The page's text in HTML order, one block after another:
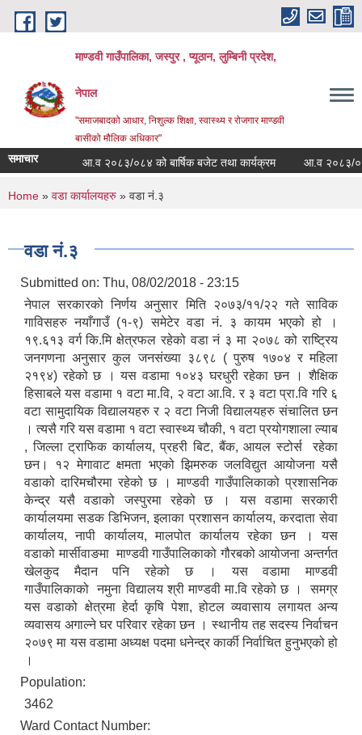
Skip to main content
माण्डवी गाउँपालिका, जस्पुर , प्यूठान, लुम्बिनी प्रदेश,
नेपाल
"समाजबादको आधार, निशुल्क शिक्षा, स्वास्थ्य र रोजगार माण्डवी
बासीको मौलिक अधिकार"
समाचार आ.व २०८३/०८४ को बार्षिक बजेट तथा कार्यक्रम आ.व २०८३/०८४ को
You are here
Home » वडा कार्यालयहरु » वडा नं.३
वडा नं.३
Submitted on: Thu, 08/02/2018 - 23:15
नेपाल सरकारको निर्णय अनुसार मिति २०७३/११/२२ गते साविक
गाविसहरु नयाँगाउँ (१-९) समेटेर वडा नं. ३ कायम भएको हो ।
१९.६१३ वर्ग कि.मि क्षेत्रफल रहेको वडा नं ३ मा २०७८ को राष्ट्रिय
जनगणना अनुसार कुल जनसंख्या ३८९८ ( पुरुष १७०४ र महिला
२१९४) रहेको छ । यस वडामा १०४३ घरधुरी रहेका छन । शैक्षिक
हिसाबले यस वडामा १ वटा मा.वि, २ वटा आ.वि. र ३ वटा प्रा.वि गरि ६
वटा सामुदायिक विद्यालयहरु र २ वटा निजी विद्यालयहरु संचालित छन
। त्यसै गरि यस वडामा १ वटा स्वास्थ्य चौकी, १ वटा प्रयोगशाला ल्याब
, जिल्ला ट्राफिक कार्यालय, प्रहरी बिट, बैंक, आयल स्टोर्स रहेका
छन। १२ मेगावाट क्षमता भएको झिमरुक जलविद्युत आयोजना यसै
वडाको दारिमचौरमा रहेको छ । माण्डवी गाउँपालिकाको प्रशासनिक
केन्द्र यसै वडाको जस्पुरमा रहेको छ । यस वडामा सरकारी
कार्यालयमा सडक डिभिजन, इलाका प्रशासन कार्यालय, करदाता सेवा
कार्यालय, नापी कार्यालय, मालपोत कार्यालय रहेका छन । यस
वडाको मार्सीवाङमा माण्डवी गाउँपालिकाको गौरबको आयोजना अन्तर्गत
खेलकुद मैदान पनि रहेको छ । यस वडामा माण्डवी
गाउँपालिकाको नमुना विद्यालय श्री माण्डवी मा.वि रहेको छ । समग्र
यस वडाको क्षेत्रमा हेर्दा कृषि पेशा, होटल व्यवासाय लगायत अन्य
व्यवासय अगाल्ने घर परिवार रहेका छन । स्थानीय तह सदस्य निर्वाचन
२०७९ मा यस वडामा अध्यक्ष पदमा धनेन्द्र कार्की निर्वाचित हुनुभएको हो
।
Population:
3462
Ward Contact Number: